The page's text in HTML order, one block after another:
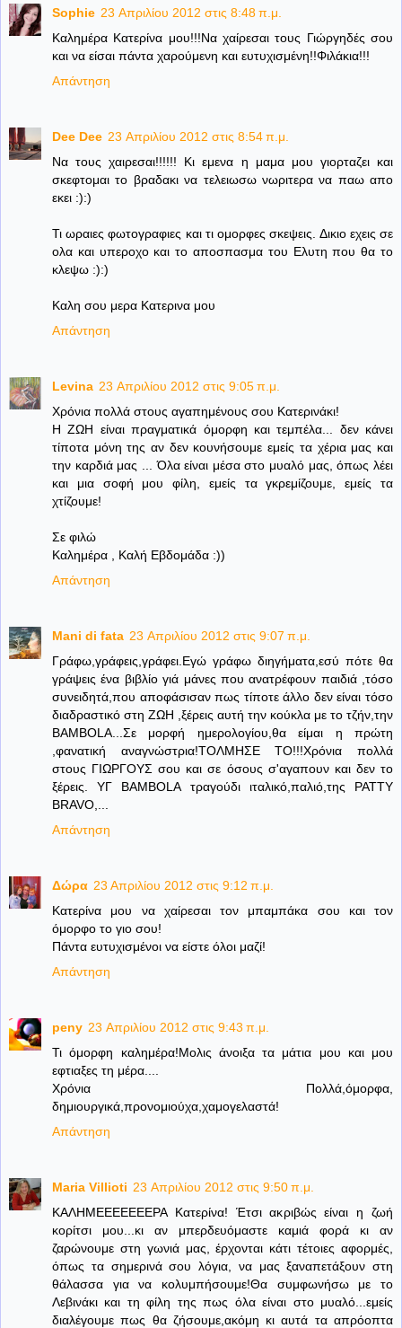
Sophie 23 Απριλίου 2012 στις 8:48 π.μ.
Kαλημέρα Κατερίνα μου!!!Να χαίρεσαι τους Γιώργηδές σου
και να είσαι πάντα χαρούμενη και ευτυχισμένη!!Φιλάκια!!!
Απάντηση
Dee Dee 23 Απριλίου 2012 στις 8:54 π.μ.
Να τους χαιρεσαι!!!!!! Κι εμενα η μαμα μου γιορταζει και
σκεφτομαι το βραδακι να τελειωσω νωριτερα να παω απο
εκει :):)
Τι ωραιες φωτογραφιες και τι ομορφες σκεψεις. Δικιο εχεις σε
ολα και υπεροχο και το αποσπασμα του Ελυτη που θα το
κλεψω :):)
Καλη σου μερα Κατερινα μου
Απάντηση
Levina 23 Απριλίου 2012 στις 9:05 π.μ.
Χρόνια πολλά στους αγαπημένους σου Κατερινάκι!
Η ΖΩΗ είναι πραγματικά όμορφη και τεμπέλα... δεν κάνει
τίποτα μόνη της αν δεν κουνήσουμε εμείς τα χέρια μας και
την καρδιά μας ... Όλα είναι μέσα στο μυαλό μας, όπως λέει
και μια σοφή μου φίλη, εμείς τα γκρεμίζουμε, εμείς τα
χτίζουμε!
Σε φιλώ
Καλημέρα , Καλή Εβδομάδα :))
Απάντηση
Mani di fata 23 Απριλίου 2012 στις 9:07 π.μ.
Γράφω,γράφεις,γράφει.Εγώ γράφω διηγήματα,εσύ πότε θα
γράψεις ένα βιβλίο γιά μάνες που ανατρέφουν παιδιά ,τόσο
συνειδητά,που αποφάσισαν πως τίποτε άλλο δεν είναι τόσο
διαδραστικό στη ΖΩΗ ,ξέρεις αυτή την κούκλα με το τζήν,την
ΒΑΜΒΟLA...Σε μορφή ημερολογίου,θα είμαι η πρώτη
,φανατική αναγνώστρια!ΤΟΛΜΗΣΕ ΤΟ!!!Χρόνια πολλά
στους ΓΙΩΡΓΟΥΣ σου και σε όσους σ'αγαπουν και δεν το
ξέρεις. ΥΓ BAMBOLA τραγούδι ιταλικό,παλιό,της PATTY
BRAVO,...
Απάντηση
Δώρα 23 Απριλίου 2012 στις 9:12 π.μ.
Κατερίνα μου να χαίρεσαι τον μπαμπάκα σου και τον
όμορφο το γιο σου!
Πάντα ευτυχισμένοι να είστε όλοι μαζί!
Απάντηση
peny 23 Απριλίου 2012 στις 9:43 π.μ.
Τι όμορφη καλημέρα!Μολις άνοιξα τα μάτια μου και μου
εφτιαξες τη μέρα....
Χρόνια Πολλά,όμορφα,
δημιουργικά,προνομιούχα,χαμογελαστά!
Απάντηση
Maria Villioti 23 Απριλίου 2012 στις 9:50 π.μ.
ΚΑΛΗΜΕΕΕΕΕΕΕΡΑ Κατερίνα! Έτσι ακριβώς είναι η ζωή
κορίτσι μου...κι αν μπερδευόμαστε καμιά φορά κι αν
ζαρώνουμε στη γωνιά μας, έρχονται κάτι τέτοιες αφορμές,
όπως τα σημερινά σου λόγια, να μας ξαναπετάξουν στη
θάλασσα για να κολυμπήσουμε!Θα συμφωνήσω με το
Λεβινάκι και τη φίλη της πως όλα είναι στο μυαλό...εμείς
διαλέγουμε πως θα ζήσουμε,ακόμη κι αυτά τα απρόοπτα